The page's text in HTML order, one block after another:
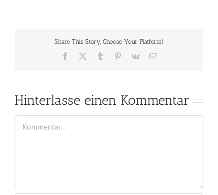
Share This Story, Choose Your Platform!
Facebook Tumblr Pinterest
Vk
E-
Hinterlasse einen Kommentar
Kommentar